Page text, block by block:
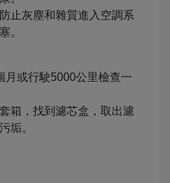
止灰塵和雜質進入空調系
。
月或行駛5000公里檢查一
箱，找到濾芯盒，取出濾
垢。